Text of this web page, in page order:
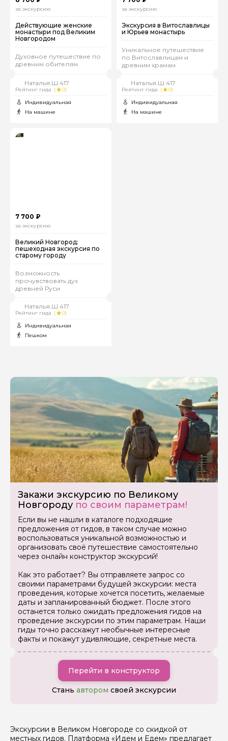
за экскурсию
Действующие женские
монастыри под Великим
Новгородом
Духовное путешествие по
древним обителям
Наталья.Ш 417
Рейтинг гида (
0)
Индивидуальная
На машине
за экскурсию
Экскурсия в Витославлицы
и Юрьев монастырь
Уникальное путешествие
по Витославлицам и
древним храмам
Наталья.Ш 417
Рейтинг гида (
0)
Индивидуальная
На машине
7 700 ₽
за экскурсию
Великий Новгород:
пешеходная экскурсия по
старому городу
Возможность
прочувствовать дух
древней Руси
Наталья.Ш 417
Рейтинг гида (
0)
Индивидуальная
Пешком
Закажи экскурсию по Великому
Новгороду по своим параметрам!
Если вы не нашли в каталоге подходящие
предложения от гидов, в таком случае можно
воспользоваться уникальной возможностью и
организовать своё путешествие самостоятельно
через онлайн конструктор экскурсий!
Как это работает? Вы отправляете запрос со
своими параметрами будущей экскурсии: места
проведения, которые хочется посетить, желаемые
даты и запланированный бюджет. После этого
останется только ожидать предложения гидов на
проведение экскурсии по этим параметрам. Наши
гиды точно расскажут необычные интересные
факты и покажут удивляющие, секретные места.
Перейти в конструктор
Стань автором своей экскурсии
Экскурсии в Великом Новгороде со скидкой от
местных гидов. Платформа «Идем и Едем» предлагает
Задайте свой вопрос гиду
Как вас зовут
Ваша электронная почта
Ваш номер телефона
Вопросы и комментарии
Если у вас есть интересующие вопросы, можете их
задать
Я даю своё согласие на обработку персональных